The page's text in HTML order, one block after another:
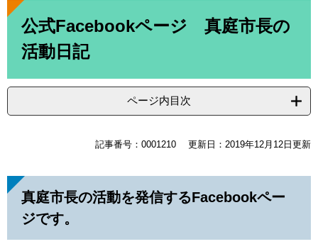
。
て
本
公式Facebookページ 真庭市長の
活動日記
ページ内目次
記事番号：0001210 更新日：2019年12月12日更新
真庭市長の活動を発信するFacebookペー
ジです。